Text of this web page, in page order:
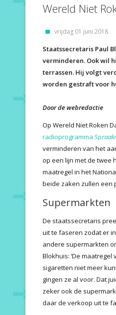
Wereld Niet
vrijdag 01 juni 2018
Staatssecretaris Paul
verminderen. Ook wil
terrassen. Hij volgt
worden gestraft voor
Door de webredactie
Op Wereld Niet Roken
radioprogramma
verminderen van het
op een lijn met de twee
maatregel in het
beide zaken zullen een
Supermarkten
De staatssecretaris
uit te faseren zodat er
andere supermarkten
Blokhuis: ‘De
sigaretten niet meer
gingen ze al voor. Dat
zeker ook de
daar de verkoop uit te